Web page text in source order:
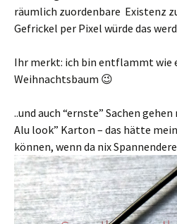
räumlich zuordenbare Existenz
Gefrickel per Pixel würde das
Ihr merkt: ich bin entflammt wie
Weihnachtsbaum 😉
..und auch “ernste” Sachen
Alu look” Karton – das hätte
können, wenn da nix